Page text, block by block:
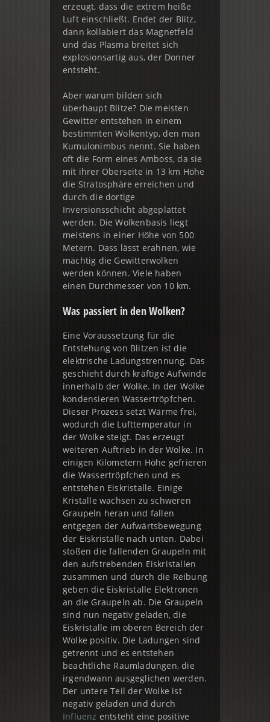
erzeugt, dass die extrem heiße
Luft einschließt. Endet der Blitz,
dann kollabiert das Magnetfeld
und das Plasma breitet sich
explosionsartig aus, der Donner
entsteht.
Aber warum bilden sich
überhaupt Blitze? Die meisten
Gewitter entstehen in einem
bestimmten Wolkentyp, den man
Kumulonimbus nennt. Sie haben
oft die Form eines Amboss, da sie
mit ihrer Oberseite in 13 km Höhe
die Stratosphäre erreichen und
durch die dortige
Inversionsschicht abgeplattet
werden. Die Wolkenbasis liegt
meistens in einer Höhe von 500
Metern. Dass lässt erahnen, wie
mächtig die Gewitterwolken
werden können. Viele haben
einen Durchmesser von 10 km.
Was passiert in den Wolken?
Eine Voraussetzung für die
Entstehung von Blitzen ist die
elektrische Ladungstrennung. Das
geschieht durch kräftige Aufwinde
innerhalb der Wolke. In der Wolke
kondensieren Wassertröpfchen.
Dieser Prozess setzt Wärme frei,
wodurch die Lufttemperatur in
der Wolke steigt. Das erzeugt
weiteren Auftrieb in der Wolke. In
einigen Kilometern Höhe gefrieren
die Wassertröpfchen und es
entstehen Eiskristalle. Einige
Kristalle wachsen zu schweren
Graupeln heran und fallen
entgegen der Aufwärtsbewegung
der Eiskristalle nach unten. Dabei
stoßen die fallenden Graupeln mit
den aufstrebenden Eiskristallen
zusammen und durch die Reibung
geben die Eiskristalle Elektronen
an die Graupeln ab. Die Graupeln
sind nun negativ geladen, die
Eiskristalle im oberen Bereich der
Wolke positiv. Die Ladungen sind
getrennt und es entstehen
beachtliche Raumladungen, die
irgendwann ausgeglichen werden.
Der untere Teil der Wolke ist
negativ geladen und durch
Influenz entsteht eine positive